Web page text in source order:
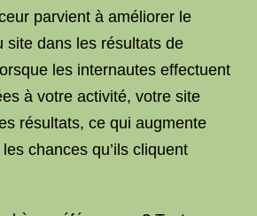
parvient à améliorer le
site dans les résultats de
les internautes effectuent
à votre activité, votre site
résultats, ce qui augmente
chances qu’ils cliquent